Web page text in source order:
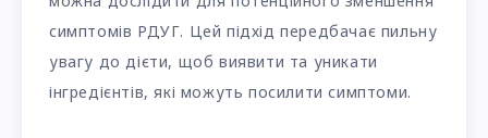
симптомів РДУГ. Цей підхід передбачає пильну
увагу до дієти, щоб виявити та уникати
інгредієнтів, які можуть посилити симптоми.